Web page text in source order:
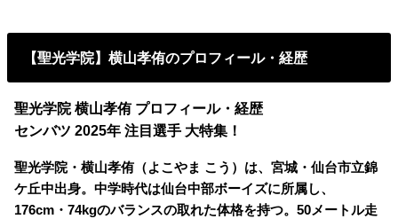
【聖光学院】横山孝侑のプロフィール・経歴
聖光学院 横山孝侑 プロフィール・経歴
センバツ 2025年 注目選手 大特集！
聖光学院・横山孝侑（よこやま こう）は、宮城・仙台市立錦
ケ丘中出身。中学時代は仙台中部ボーイズに所属し、
176cm・74kgのバランスの取れた体格を持つ。50メートル走